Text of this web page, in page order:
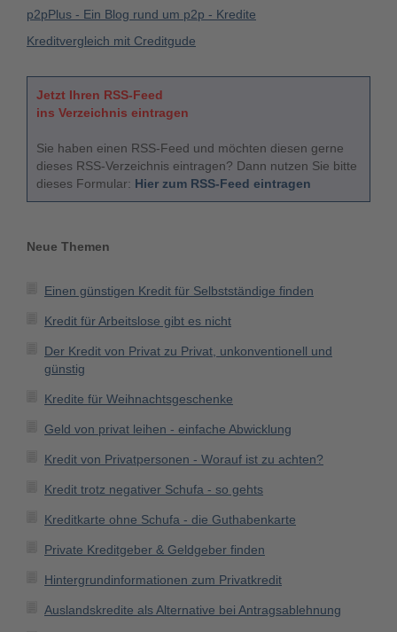
p2pPlus - Ein Blog rund um p2p - Kredite
Kreditvergleich mit Creditgude
Jetzt Ihren RSS-Feed
ins Verzeichnis eintragen
Sie haben einen RSS-Feed und möchten diesen gerne
dieses RSS-Verzeichnis eintragen? Dann nutzen Sie bitte
dieses Formular: Hier zum RSS-Feed eintragen
Neue Themen
Einen günstigen Kredit für Selbstständige finden
Kredit für Arbeitslose gibt es nicht
Der Kredit von Privat zu Privat, unkonventionell und
günstig
Kredite für Weihnachtsgeschenke
Geld von privat leihen - einfache Abwicklung
Kredit von Privatpersonen - Worauf ist zu achten?
Kredit trotz negativer Schufa - so gehts
Kreditkarte ohne Schufa - die Guthabenkarte
Private Kreditgeber & Geldgeber finden
Hintergrundinformationen zum Privatkredit
Auslandskredite als Alternative bei Antragsablehnung